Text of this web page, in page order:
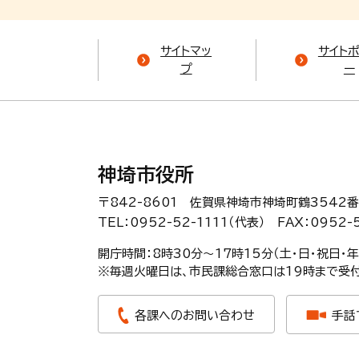
サイトマッ
プ
サイト
ー
神埼市役所
〒842-8601 佐賀県神埼市神埼町鶴3542番
TEL：0952-52-1111（代表）
FAX：
開庁時間：8時30分〜17時15分（土・日・祝日・
※毎週火曜日は、市民課総合窓口は19時まで受付
各課へのお問い合わせ 手話